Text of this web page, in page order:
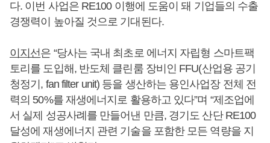
다. 이번 사업은 RE100 이행에 도움이 돼 기업들의 수출
경쟁력이 높아질 것으로 기대된다.
이지선은 “당사는 국내 최초로 에너지 자립형 스마트팩
토리를 도입해, 반도체 클린룸 장비인 FFU(산업용 공기
청정기, fan filter unit) 등을 생산하는 용인사업장 전체 전
력의 50%를 재생에너지로 활용하고 있다”며 “제조업에
서 실제 성공사례를 만들어낸 만큼, 경기도 산단 RE100
달성에 재생에너지 관련 기술을 포함한 모든 역량을 지